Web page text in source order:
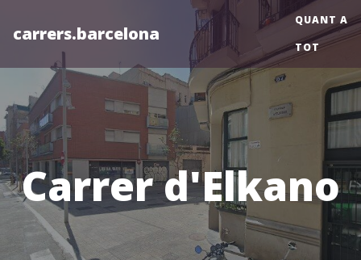
carrers.barcelona
QUANT A
TOT
Carrer d'Elkano